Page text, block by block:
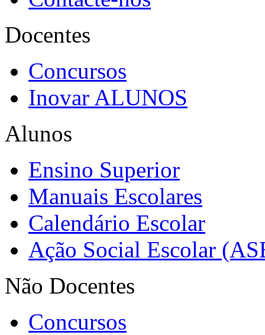
Docentes
Concursos
Inovar ALUNOS
Alunos
Ensino Superior
Manuais Escolares
Calendário Escolar
Ação Social Escolar
Não Docentes
Concursos